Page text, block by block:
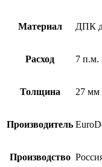
Материал ДПК
Расход 7 п.м.
Толщина 27 мм
Производитель
Производство